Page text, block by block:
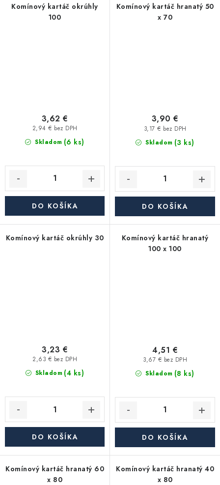
Komínový kartáč okrúhly
100
Skladom (6 ks)
2,94 € bez DPH
3,62 €
DO KOŠÍKA
Komínový kartáč hranatý 50
x 70
Skladom (3 ks)
3,17 € bez DPH
3,90 €
DO KOŠÍKA
Komínový kartáč okrúhly 30
Skladom (4 ks)
2,63 € bez DPH
3,23 €
DO KOŠÍKA
Komínový kartáč hranatý
100 x 100
Skladom (8 ks)
3,67 € bez DPH
4,51 €
DO KOŠÍKA
Komínový kartáč hranatý 60
x 80
Komínový kartáč hranatý 40
x 80